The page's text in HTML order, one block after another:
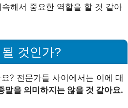
해서 중요한 역할을 할 것 같아
것인가?
? 전문가들 사이에서는 이에 대
을 의미하지는 않을 것 같아요.